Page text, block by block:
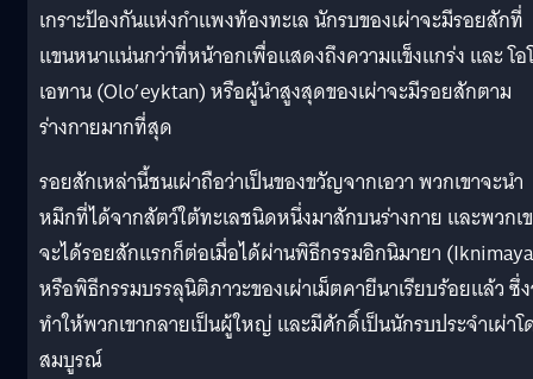
เกราะป้องกันแห่งกำแพงท้องทะเล นักรบของเผ่าจะมีรอยสักที่
แขนหนาแน่นกว่าที่หน้าอกเพื่อแสดงถึงความแข็งแกร่ง และ โอ
เอทาน (Olo’eyktan) หรือผู้นำสูงสุดของเผ่าจะมีรอยสักตาม
ร่างกายมากที่สุด
รอยสักเหล่านี้ชนเผ่าถือว่าเป็นของขวัญจากเอวา พวกเขาจะนำ
หมึกที่ได้จากสัตว์ใต้ทะเลชนิดหนึ่งมาสักบนร่างกาย และพวกเ
จะได้รอยสักแรกก็ต่อเมื่อได้ผ่านพิธีกรรมอิกนิมายา
หรือพิธีกรรมบรรลุนิติภาวะของเผ่าเม็ตคายีนาเรียบร้อยแล้ว ซึ่
ทำให้พวกเขากลายเป็นผู้ใหญ่ และมีศักดิ์เป็นนักรบประจำเผ่าโ
สมบูรณ์